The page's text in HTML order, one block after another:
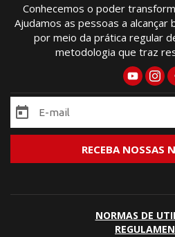
Conhecemos o poder
Ajudamos as pessoas a
por meio da prática regular
metodologia que traz
NORMAS DE